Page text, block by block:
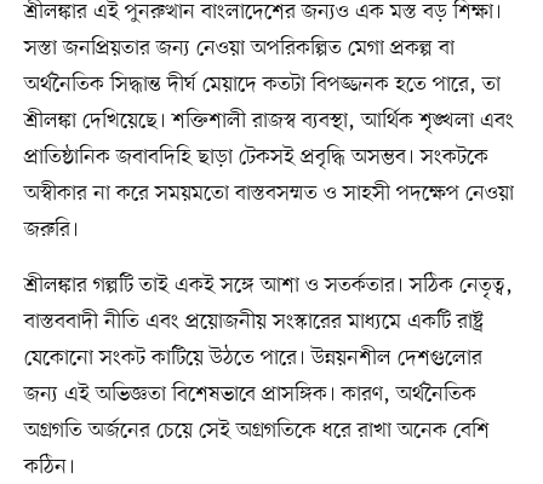
শ্রীলঙ্কার এই পুনরুত্থান বাংলাদেশের জন্যও এক মস্ত বড় শিক্ষা।
সস্তা জনপ্রিয়তার জন্য নেওয়া অপরিকল্পিত মেগা প্রকল্প বা
অর্থনৈতিক সিদ্ধান্ত দীর্ঘ মেয়াদে কতটা বিপজ্জনক হতে পারে, তা
শ্রীলঙ্কা দেখিয়েছে। শক্তিশালী রাজস্ব ব্যবস্থা, আর্থিক শৃঙ্খলা এবং
প্রাতিষ্ঠানিক জবাবদিহি ছাড়া টেকসই প্রবৃদ্ধি অসম্ভব। সংকটকে
অস্বীকার না করে সময়মতো বাস্তবসম্মত ও সাহসী পদক্ষেপ নেওয়া
জরুরি।
শ্রীলঙ্কার গল্পটি তাই একই সঙ্গে আশা ও সতর্কতার। সঠিক নেতৃত্ব,
বাস্তববাদী নীতি এবং প্রয়োজনীয় সংস্কারের মাধ্যমে একটি রাষ্ট্র
যেকোনো সংকট কাটিয়ে উঠতে পারে। উন্নয়নশীল দেশগুলোর
জন্য এই অভিজ্ঞতা বিশেষভাবে প্রাসঙ্গিক। কারণ, অর্থনৈতিক
অগ্রগতি অর্জনের চেয়ে সেই অগ্রগতিকে ধরে রাখা অনেক বেশি
কঠিন।